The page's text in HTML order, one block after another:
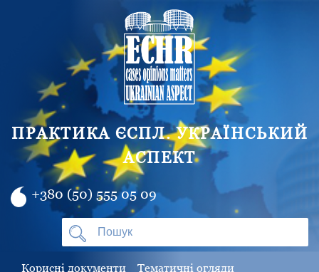
ПРАКТИКА ЄСПЛ. УКРАЇНСЬКИЙ
АСПЕКТ
+380 (50) 555 05 09
Корисні документи
Тематичні огляди